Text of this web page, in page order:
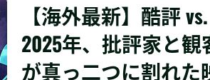
【海外最新】酷評
2025年、批評家と観
が真っ二つに割れた